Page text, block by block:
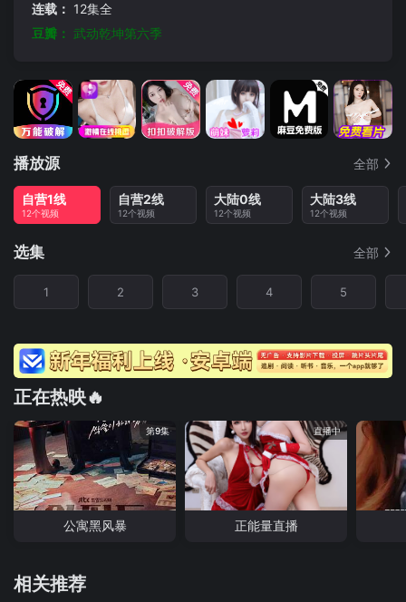
连载： 12集全
豆瓣： 武动乾坤第六季
播放源 全部
自营1线
12个视频
自营2线
12个视频
大陆0线
12个视频
大陆3线
12个视频
选集 全部
1 2 3 4 5
正在热映🔥
第9集
公寓黑风暴
直播中
正能量直播
相关推荐